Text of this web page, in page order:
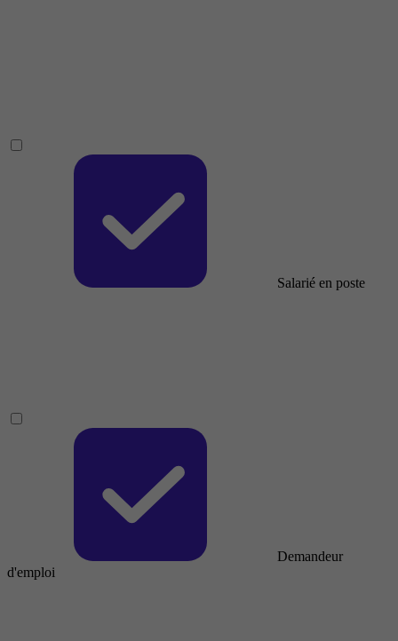
Salarié en poste
Demandeur
d'emploi